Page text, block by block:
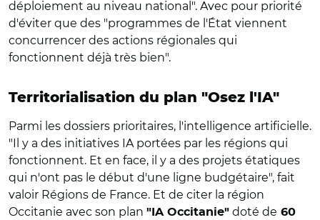
déploiement au niveau national". Avec pour priorité
d'éviter que des "programmes de l'État viennent
concurrencer des actions régionales qui
fonctionnent déjà très bien".
Territorialisation du plan "Osez l'IA"
Parmi les dossiers prioritaires, l'intelligence artificielle.
"Il y a des initiatives IA portées par les régions qui
fonctionnent. Et en face, il y a des projets étatiques
qui n'ont pas le début d'une ligne budgétaire", fait
valoir Régions de France. Et de citer la région
Occitanie avec son plan "IA Occitanie" doté de 60